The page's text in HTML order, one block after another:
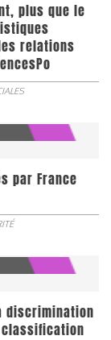
plus que le
relations
par France
discrimination